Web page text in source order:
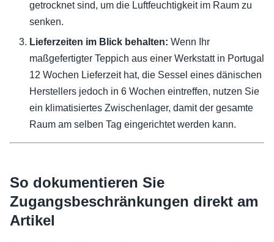
getrocknet sind, um die Luftfeuchtigkeit im Raum zu
senken.
Lieferzeiten im Blick behalten: Wenn Ihr
maßgefertigter Teppich aus einer Werkstatt in Portugal
12 Wochen Lieferzeit hat, die Sessel eines dänischen
Herstellers jedoch in 6 Wochen eintreffen, nutzen Sie
ein klimatisiertes Zwischenlager, damit der gesamte
Raum am selben Tag eingerichtet werden kann.
So dokumentieren Sie
Zugangsbeschränkungen direkt am
Artikel